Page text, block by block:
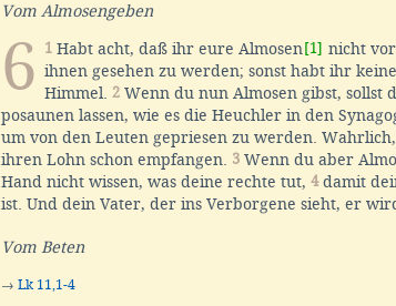
Vom Almosengeben
6 1 Habt acht, daß ihr eure Almosen [1] nicht
ihnen gesehen zu werden; sonst habt ihr
Himmel. 2 Wenn du nun Almosen gibst, sollst
posaunen lassen, wie es die Heuchler in den
um von den Leuten gepriesen zu werden. Wahrlich,
ihren Lohn schon empfangen. 3 Wenn du aber
Hand nicht wissen, was deine rechte tut, 4damit
ist. Und dein Vater, der ins Verborgene sieht, er
Vom Beten
→ Lk 11,1-4